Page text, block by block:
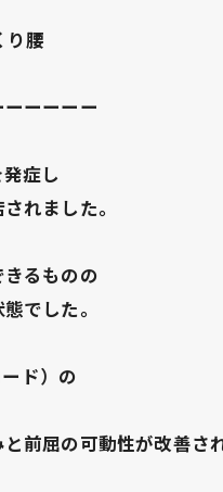
腰
ーーーー
症し
れました。
るものの
でした。
ド）の
前屈の可動性が改善さ